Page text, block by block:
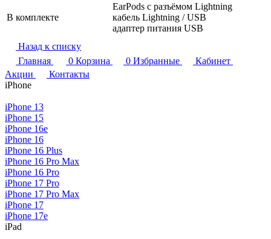
В комплекте
EarPods с разъёмом Lightning
кабель Lightning / USB
адаптер питания USB
Назад к списку
Главная
0 Корзина 0 Избранные
Кабинет
Акции
Контакты
iPhone
iPhone 13
iPhone 15
iPhone 16e
iPhone 16
iPhone 16 Plus
iPhone 16 Pro Max
iPhone 16 Pro
iPhone 17 Pro
iPhone 17 Pro Max
iPhone 17
iPhone 17e
iPad